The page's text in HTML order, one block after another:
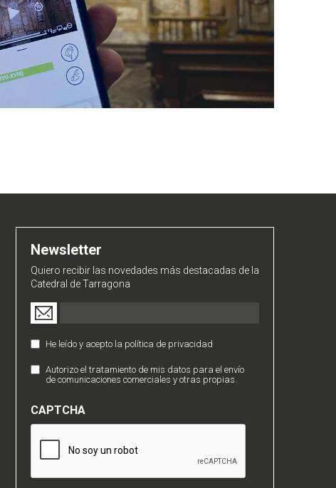
Newsletter
Quiero recibir las novedades más destacadas de la
Catedral de Tarragona
Email
(Obligatorio)
Política
de
Privacidad
He leído y acepto la política de privacidad
Comunicaciones
Autorizo el tratamiento de mis datos para el envío
de comunicaciones comerciales y otras propias.
CAPTCHA